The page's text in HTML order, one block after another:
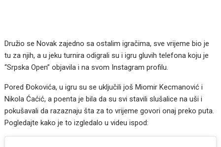
Družio se Novak zajedno sa ostalim igračima, sve vrijeme bio je
tu za njih, a u jeku turnira odigrali su i igru gluvih telefona koju je
“Srpska Open” objavila i na svom Instagram profilu.
Pored Đokovića, u igru su se uključili još Miomir Kecmanović i
Nikola Ćaćić, a poenta je bila da su svi stavili slušalice na uši i
pokušavali da razaznaju šta za to vrijeme govori onaj preko puta.
Pogledajte kako je to izgledalo u videu ispod: